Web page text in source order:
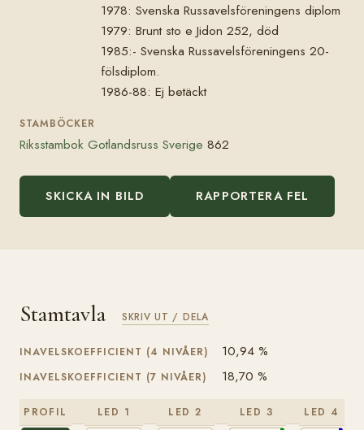
1978: Svenska Russavelsföreningens diplom
1979: Brunt sto e Jidon 252, död
1985:- Svenska Russavelsföreningens 20-
fölsdiplom.
1986-88: Ej betäckt
STAMBÖCKER
Riksstambok Gotlandsruss Sverige 862
SKICKA IN BILD RAPPORTERA FEL
Stamtavla SKRIV UT / DELA
INAVELSKOEFFICIENT (4 NIVÅER) 10,94 %
INAVELSKOEFFICIENT (7 NIVÅER) 18,70 %
PROFIL LED 1 LED 2 LED 3 LED 4